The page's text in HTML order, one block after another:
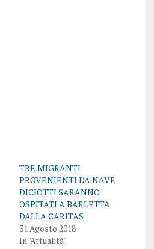
TRE MIGRANTI
PROVENIENTI DA NAVE
DICIOTTI SARANNO
OSPITATI A BARLETTA
DALLA CARITAS
31 Agosto 2018
In "Attualità"